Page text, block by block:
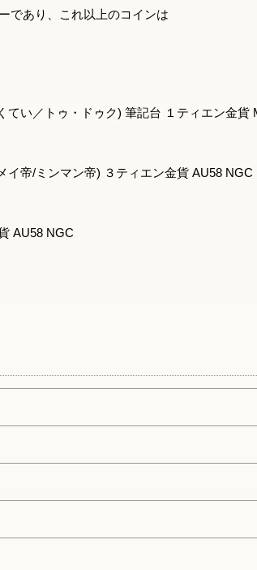
であり、これ以上のコインは
てい／トゥ・ドゥク) 筆記台 １ティエン金
帝/ミンマン帝) ３ティエン金貨 AU58 NGC
AU58 NGC